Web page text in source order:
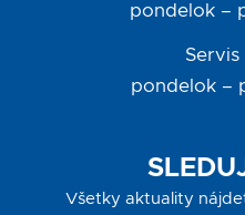
pondelok –
pondelok –
Všetky aktuality